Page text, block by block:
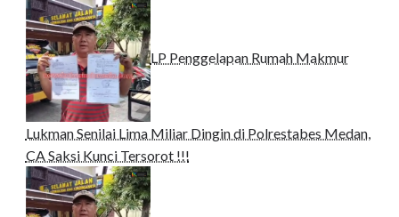
LP Penggelapan Rumah Makmur
Lukman Senilai Lima Miliar Dingin di Polrestabes Medan,
CA Saksi Kunci Tersorot !!!